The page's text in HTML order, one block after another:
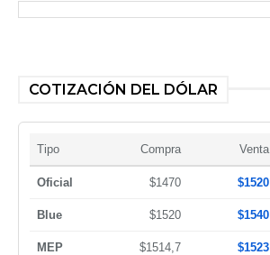
COTIZACIÓN DEL DÓLAR
Tipo Compra Venta
Oficial $1470 $1520
Blue $1520 $1540
MEP $1514,7 $1523